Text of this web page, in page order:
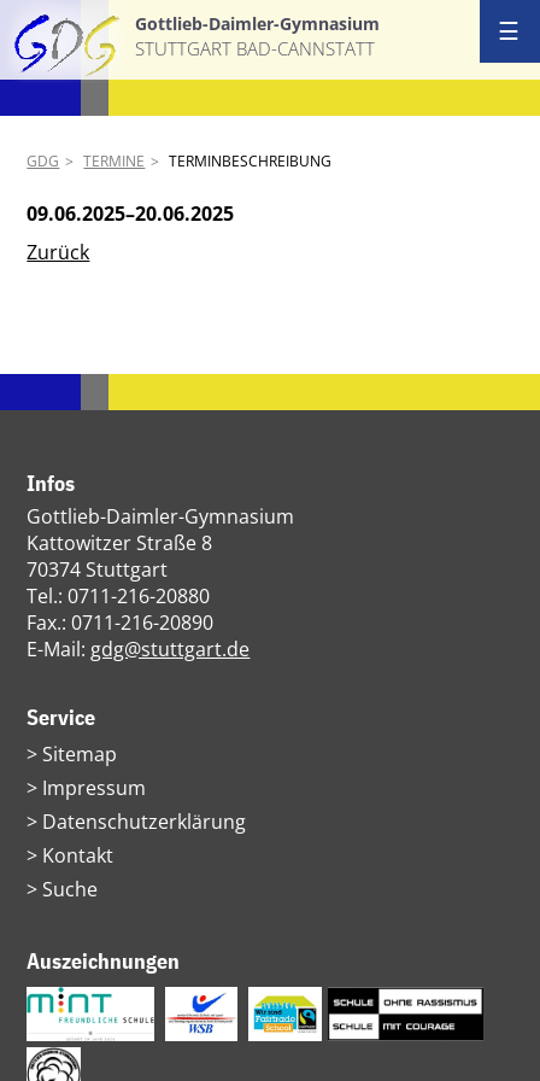
Gottlieb-Daimler-Gymnasium
STUTTGART BAD-CANNSTATT
GDG TERMINE TERMINBESCHREIBUNG
09.06.2025–20.06.2025
Zurück
☰
Infos
Gottlieb-Daimler-Gymnasium
Kattowitzer Straße 8
70374 Stuttgart
Tel.: 0711-216-20880
Fax.: 0711-216-20890
E-Mail: gdg@stuttgart.de
Service
Navigation
überspringen
Sitemap
Impressum
Datenschutzerklärung
Kontakt
Suche
Auszeichnungen